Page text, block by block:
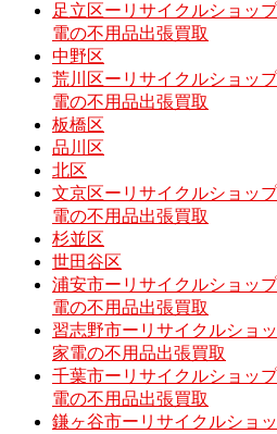
足立区ーリサイクルショッ
電の不用品出張買取
中野区
荒川区ーリサイクルショッ
電の不用品出張買取
板橋区
品川区
北区
文京区ーリサイクルショッ
電の不用品出張買取
杉並区
世田谷区
浦安市ーリサイクルショッ
電の不用品出張買取
習志野市ーリサイクルショ
家電の不用品出張買取
千葉市ーリサイクルショッ
電の不用品出張買取
鎌ヶ谷市ーリサイクルショ